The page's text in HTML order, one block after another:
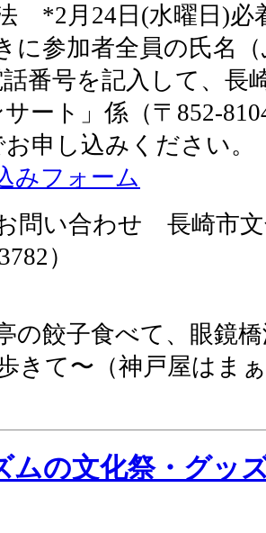
*2月24日(水曜日)必
に参加者全員の氏名
番号を記入して、長
ート」係（〒852-
申し込みください。
みフォーム
問い合わせ 長崎市
）
の餃子食べて、眼鏡
きて〜（神戸屋はま
ムの文化祭・グッ